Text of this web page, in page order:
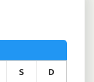
S D